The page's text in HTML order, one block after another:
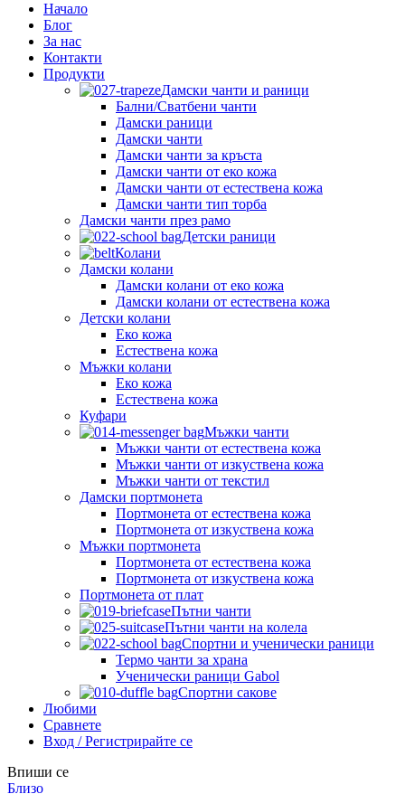
Начало
Блог
За нас
Контакти
Продукти
Дамски чанти и раници
Бални/Сватбени чанти
Дамски раници
Дамски чанти
Дамски чанти за кръста
Дамски чанти от еко кожа
Дамски чанти от естествена кожа
Дамски чанти тип торба
Дамски чанти през рамо
Детски рaници
Колани
Дамски колани
Дамски колани от еко кожа
Дамски колани от естествена кожа
Детски колани
Еко кожа
Естествена кожа
Мъжки колани
Еко кожа
Естествена кожа
Куфари
Мъжки чанти
Мъжки чанти от естествена кожа
Мъжки чанти от изкуствена кожа
Мъжки чанти от текстил
Дамски портмонета
Портмонета от естествена кожа
Портмонета от изкуствена кожа
Мъжки портмонета
Портмонета от естествена кожа
Портмонета от изкуствена кожа
Портмонета от плат
Пътни чанти
Пътни чанти на колела
Спортни и ученически раници
Термо чанти за храна
Ученически раници Gabol
Спортни сакове
Любими
Сравнете
Вход / Регистрирайте се
Впиши се
Близо